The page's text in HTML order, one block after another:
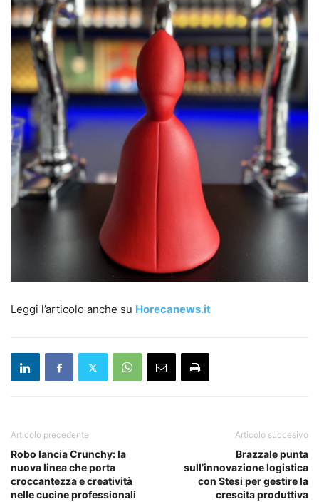
Leggi l’articolo anche su Horecanews.it
Articolo precedente
Robo lancia Crunchy: la
nuova linea che porta
croccantezza e creatività
nelle cucine professionali
Articolo succesivo
Brazzale punta
sull’innovazione logistica
con Stesi per gestire la
crescita produttiva